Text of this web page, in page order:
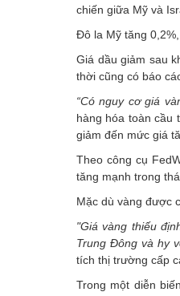
chiến giữa Mỹ và
Đô la Mỹ tăng
Giá dầu giảm sau
thời cũng có báo
“Có nguy cơ giá
hàng hóa toàn cầu
giảm đến mức giá
Theo công cụ
tăng mạnh trong
Mặc dù vàng được
"Giá vàng thiếu
Trung Đông và hy
tích thị trường cấp
Trong một diễn